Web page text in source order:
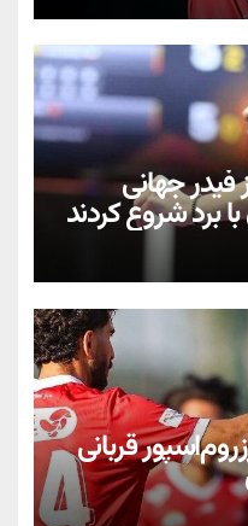
جهانی
با برد شروع کردند
قربانی